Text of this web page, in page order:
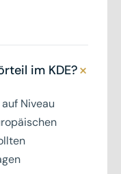
im KDE?+
Niveau